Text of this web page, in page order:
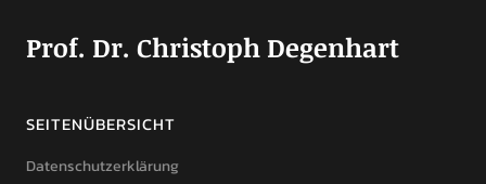
Prof. Dr. Christoph Degenhart
SEITENÜBERSICHT
Datenschutzerklärung